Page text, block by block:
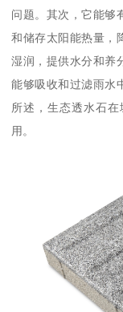
问题。其次，它能够
和储存太阳能热量，
湿润，提供水分和养
能够吸收和过滤雨水
所述，生态透水石
用。